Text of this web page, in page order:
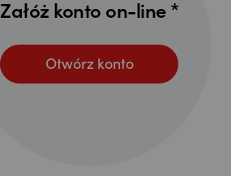
Załóż konto on-line *
Otwórz konto